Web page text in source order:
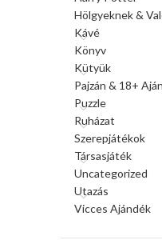
Hölgyeknek &
Kávé
Könyv
Kütyük
Pajzán & 18+
Puzzle
Ruházat
Szerepjátékok
Társasjáték
Uncategorized
Utazás
Vicces Ajándék